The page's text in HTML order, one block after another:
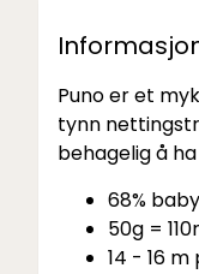
Puno er et
tynn
behagelig å
68%
50g =
14 - 16